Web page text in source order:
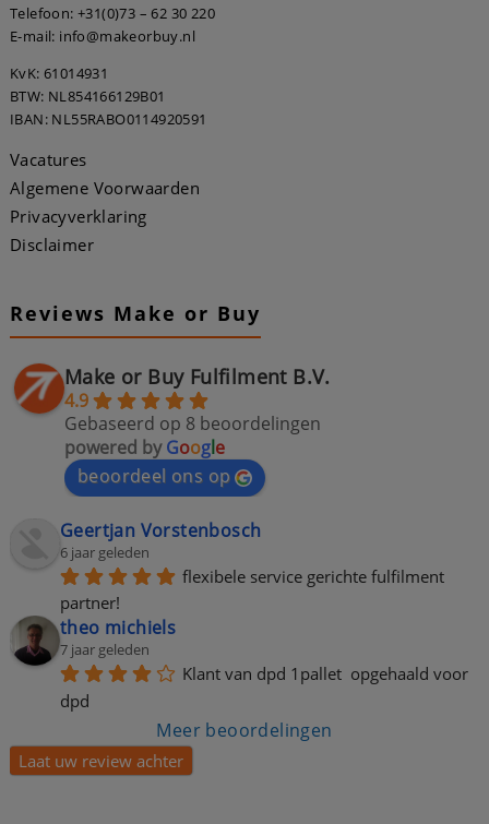
Telefoon: +31(0)73 – 62 30 220
E-mail: info@makeorbuy.nl
KvK: 61014931
BTW: NL854166129B01
IBAN: NL55RABO0114920591
Vacatures
Algemene Voorwaarden
Privacyverklaring
Disclaimer
Reviews Make or Buy
Make or Buy Fulfilment B.V.
4.9
Gebaseerd op 8 beoordelingen
powered byGoogle
beoordeel ons op
Geertjan Vorstenbosch
6 jaar geleden
flexibele service gerichte fulfilment
partner!
theo michiels
7 jaar geleden
Klant van dpd 1pallet  opgehaald voor
dpd
Meer beoordelingen
Laat uw review achter